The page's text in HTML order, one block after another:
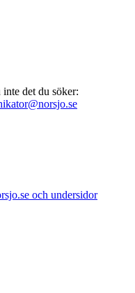
det du söker:
och undersidor